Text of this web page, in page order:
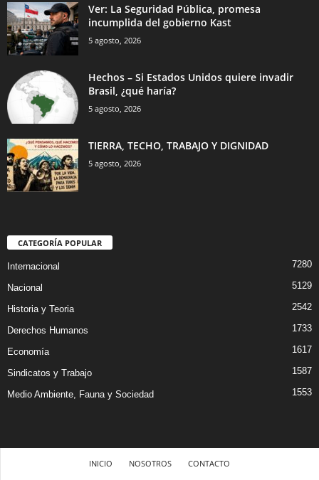
Ver: La Seguridad Pública, promesa
incumplida del gobierno Kast
5 agosto, 2026
Hechos – Si Estados Unidos quiere invadir
Brasil, ¿qué haría?
5 agosto, 2026
TIERRA, TECHO, TRABAJO Y DIGNIDAD
5 agosto, 2026
CATEGORÍA POPULAR
Internacional 7280
Nacional 5129
Historia y Teoria 2542
Derechos Humanos 1733
Economía 1617
Sindicatos y Trabajo 1587
Medio Ambiente, Fauna y Sociedad 1553
INICIO NOSOTROS
CONTACTO